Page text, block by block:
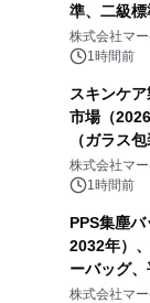
準、二級
ートを発表
株式会社マ
1時間前
スキンケ
市場（
（ガラス
ク包装、そ
表
株式会社マ
1時間前
PPS集塵
2032年）
ーバッグ
プリーツフ
株式会社マ